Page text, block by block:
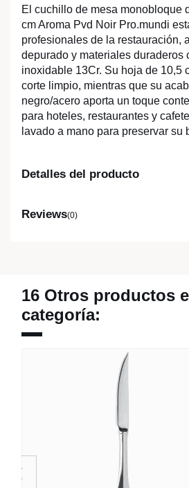
El cuchillo de mesa monobloque
cm Aroma Pvd Noir Pro.mundi
profesionales de la restauración,
depurado y materiales duraderos
inoxidable 13Cr. Su hoja de 10,5
corte limpio, mientras que su
negro/acero aporta un toque
para hoteles, restaurantes y
lavado a mano para preservar su
Detalles del producto
Reviews(0)
16 Otros productos
categoría: